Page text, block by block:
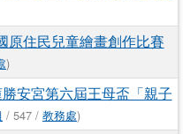
原住民兒童繪畫創作比賽
)
安宮第六屆王母盃「親子
/ 547 / 教務處)